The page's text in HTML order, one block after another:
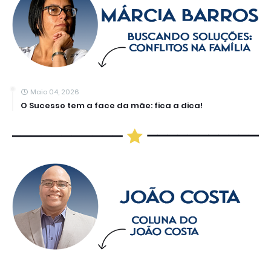
Maio 04, 2026
O Sucesso tem a face da mãe: fica a dica!